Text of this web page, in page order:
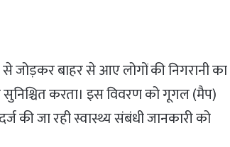
जोड़कर बाहर से आए लोगों की निगरानी का
सुनिश्चित करता। इस विवरण को गूगल (मैप)
की जा रही स्वास्थ्य संबंधी जानकारी को